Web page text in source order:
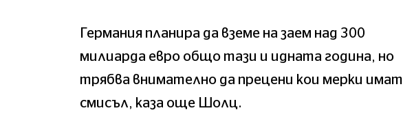
Германия планира да вземе на заем над 300
милиарда евро общо тази и идната година, но
трябва внимателно да прецени кои мерки имат
смисъл, каза още Шолц.